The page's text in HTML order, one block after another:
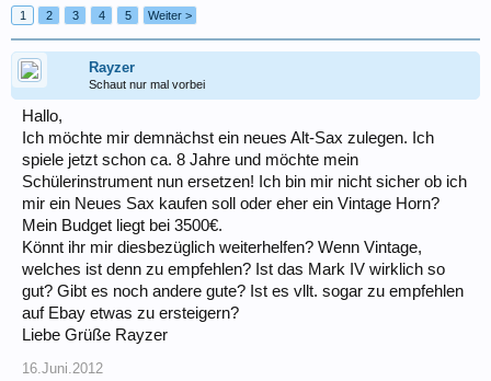
1 2 3 4 5 Weiter >
Rayzer
Schaut nur mal vorbei
Hallo,
Ich möchte mir demnächst ein neues Alt-Sax zulegen. Ich
spiele jetzt schon ca. 8 Jahre und möchte mein
Schülerinstrument nun ersetzen! Ich bin mir nicht sicher ob ich
mir ein Neues Sax kaufen soll oder eher ein Vintage Horn?
Mein Budget liegt bei 3500€.
Könnt ihr mir diesbezüglich weiterhelfen? Wenn Vintage,
welches ist denn zu empfehlen? Ist das Mark IV wirklich so
gut? Gibt es noch andere gute? Ist es vllt. sogar zu empfehlen
auf Ebay etwas zu ersteigern?
Liebe Grüße Rayzer
16.Juni.2012